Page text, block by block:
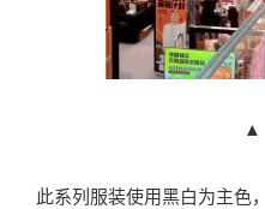
▲
此系列服装使用黑白为主色